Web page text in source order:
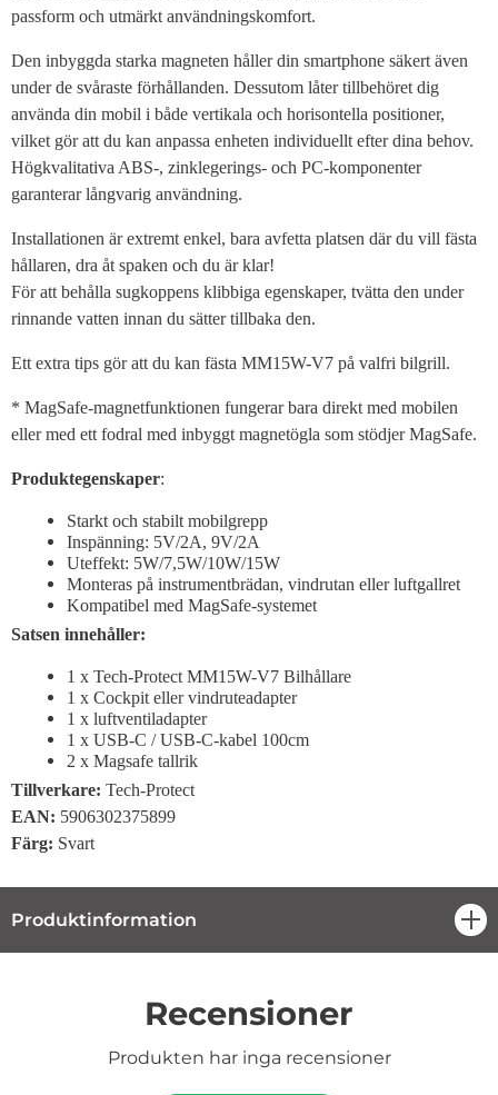
passform och utmärkt användningskomfort.
Den inbyggda starka magneten håller din smartphone säkert även
under de svåraste förhållanden. Dessutom låter tillbehöret dig
använda din mobil i både vertikala och horisontella positioner,
vilket gör att du kan anpassa enheten individuellt efter dina behov.
Högkvalitativa ABS-, zinklegerings- och PC-komponenter
garanterar långvarig användning.
Installationen är extremt enkel, bara avfetta platsen där du vill fästa
hållaren, dra åt spaken och du är klar!
För att behålla sugkoppens klibbiga egenskaper, tvätta den under
rinnande vatten innan du sätter tillbaka den.
Ett extra tips gör att du kan fästa MM15W-V7 på valfri bilgrill.
* MagSafe-magnetfunktionen fungerar bara direkt med mobilen
eller med ett fodral med inbyggt magnetögla som stödjer MagSafe.
Produktegenskaper:
Starkt och stabilt mobilgrepp
Inspänning: 5V/2A, 9V/2A
Uteffekt: 5W/7,5W/10W/15W
Monteras på instrumentbrädan, vindrutan eller luftgallret
Kompatibel med MagSafe-systemet
Satsen innehåller:
1 x Tech-Protect MM15W-V7 Bilhållare
1 x Cockpit eller vindruteadapter
1 x luftventiladapter
1 x USB-C / USB-C-kabel 100cm
2 x Magsafe tallrik
Tillverkare: Tech-Protect
EAN: 5906302375899
Färg: Svart
Produktinformation
Recensioner
Produkten har inga recensioner